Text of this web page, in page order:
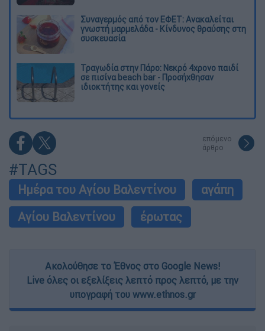
Συναγερμός από τον ΕΦΕΤ: Ανακαλείται
γνωστή μαρμελάδα - Κίνδυνος θραύσης στη
συσκευασία
Τραγωδία στην Πάρο: Νεκρό 4χρονο παιδί
σε πισίνα beach bar - Προσήχθησαν
ιδιοκτήτης και γονείς
επόμενο
άρθρο
#TAGS
Ημέρα του Αγίου Βαλεντίνου
αγάπη
Αγίου Βαλεντίνου
έρωτας
Ακολούθησε το Έθνος στο Google News!
Live όλες οι εξελίξεις λεπτό προς λεπτό, με την
υπογραφή του www.ethnos.gr